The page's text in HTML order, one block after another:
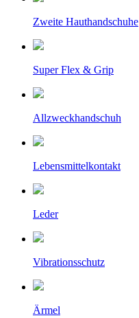
Zweite Hauthandschuhe
Super Flex & Grip
Allzweckhandschuh
Lebensmittelkontakt
Leder
Vibrationsschutz
Ärmel